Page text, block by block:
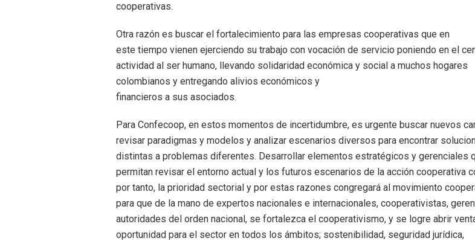
cooperativas.
Otra razón es buscar el fortalecimiento para las empresas cooperativas que en
este tiempo vienen ejerciendo su trabajo con vocación de servicio poniendo en el
actividad al ser humano, llevando solidaridad económica y social a muchos hogares
colombianos y entregando alivios económicos y
financieros a sus asociados.
Para Confecoop, en estos momentos de incertidumbre, es urgente buscar nuevos
revisar paradigmas y modelos y analizar escenarios diversos para encontrar
distintas a problemas diferentes. Desarrollar elementos estratégicos y gerenciales
permitan revisar el entorno actual y los futuros escenarios de la acción cooperativa
por tanto, la prioridad sectorial y por estas razones congregará al movimiento
para que de la mano de expertos nacionales e internacionales, cooperativistas,
autoridades del orden nacional, se fortalezca el cooperativismo, y se logre abrir
oportunidad para el sector en todos los ámbitos; sostenibilidad, seguridad jurídica,